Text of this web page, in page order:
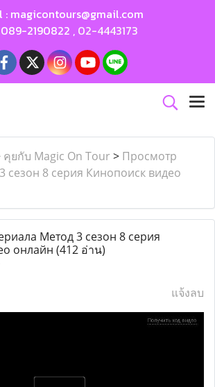
: magicontours@gmail.com
089-2190822 , 02-4443173
คุยกับ Magic On Tour > Просмотр
сезон 8 серия Кинопоиск видео
Метод 3 сезон 8 серия
онлайн (412 อ่าน)
แจ้งลบ